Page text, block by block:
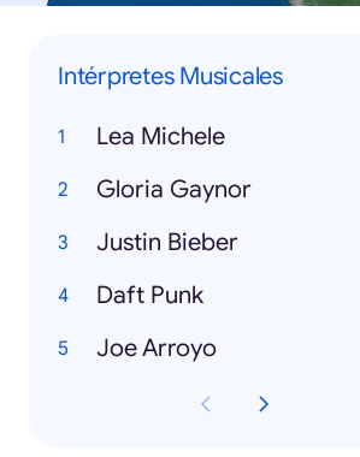
Intérpretes Musicales
Lea Michele
Gloria Gaynor
Justin Bieber
Daft Punk
Joe Arroyo